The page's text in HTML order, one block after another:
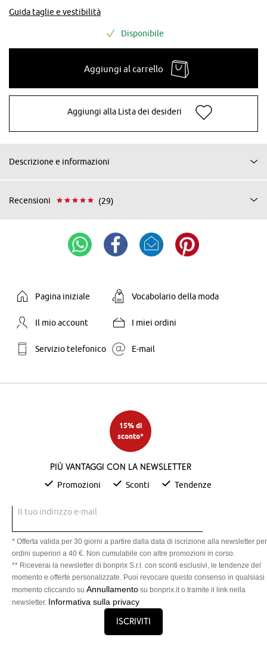
Guida taglie e vestibilità
Disponibile
Aggiungi al carrello
Aggiungi alla Lista dei desideri
Descrizione e informazioni
Recensioni (29)
Pagina iniziale Vocabolario della moda
Il mio account I miei ordini
Servizio telefonico E-mail
15% di
sconto*
Più vantaggi con la newsletter
Promozioni Sconti Tendenze
Il tuo indirizzo e-mail
* Offerta valida per 30 giorni a partire dalla data di iscrizione alla newsletter per
ordini superiori a 40 €. Non cumulabile con altre promozioni in corso.
** Riceverai la newsletter di bonprix S.r.l. con sconti esclusivi, le tendenze del
momento e offerte personalizzate. Puoi revocare questo consenso in qualsiasi
momento cliccando su Annullamento su bonprix.it o tramite il link nella
newsletter. Informativa sulla privacy
Iscriviti